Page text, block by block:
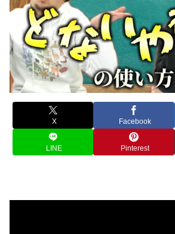
X Facebook
LINE Pinterest